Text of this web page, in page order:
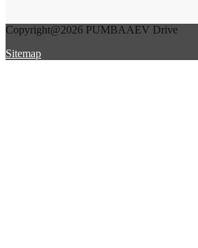
Copyright@2026 PUMBAAEV Drive
Sitemap